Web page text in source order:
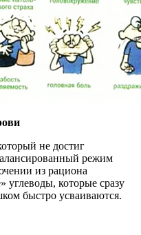
не достиг
режим
из рациона
углеводы, которые сразу
быстро усваиваются.